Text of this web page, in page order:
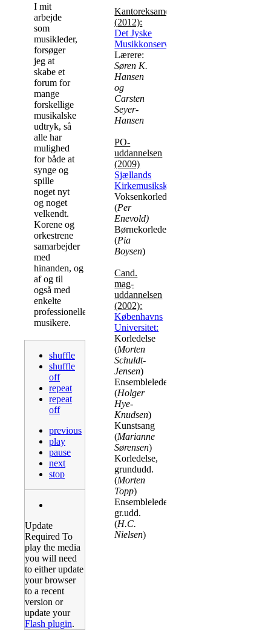
I mit
arbejde
som
musikleder,
forsøger
jeg at
skabe et
forum for
mange
forskellige
musikalske
udtryk, så
alle har
mulighed
for både at
synge og
spille
noget nyt
og noget
velkendt.
Korene og
orkestrene
samarbejder
med
hinanden, og
af og til
også med
enkelte
professionelle
musikere.
shuffle
shuffle
off
repeat
repeat
off
previous
play
pause
next
stop
Update
Required To
play the media
you will need
to either update
your browser
to a recent
version or
update your
Flash plugin.
Kantoreksamen
(2012):
Det Jyske
Musikkonservatorium:
Lærere:
Søren K.
Hansen
og
Carsten
Seyer-
Hansen
PO-
uddannelsen
(2009)
Sjællands
Kirkemusikskole:
Voksenkorledelse
(Per
Enevold)
Børnekorledelse
(Pia
Boysen)
Cand.
mag-
uddannelsen
(2002):
Københavns
Universitet:
Korledelse
(Morten
Schuldt-
Jensen)
Ensembleledelse
(Holger
Hye-
Knudsen)
Kunstsang
(Marianne
Sørensen)
Korledelse,
grundudd.
(Morten
Topp)
Ensembleledelse,
gr.udd.
(H.C.
Nielsen)